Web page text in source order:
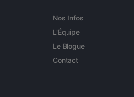
Nos Infos
L'Équipe
Le Blogue
Contact